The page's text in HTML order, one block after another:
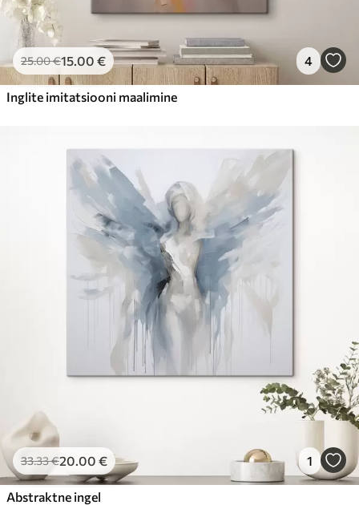
25.00€15.00 € 4
Inglite imitatsiooni maalimine
33.33€20.00 € 1
Abstraktne ingel